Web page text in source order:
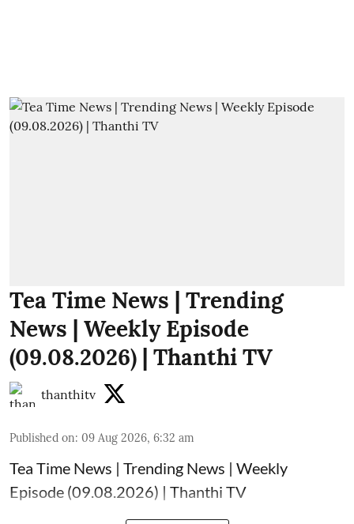
Tea Time News | Trending
News | Weekly Episode
(09.08.2026) | Thanthi TV
thanthitv
Published on: 09 Aug 2026, 6:32 am
Tea Time News | Trending News | Weekly
Episode (09.08.2026) | Thanthi TV